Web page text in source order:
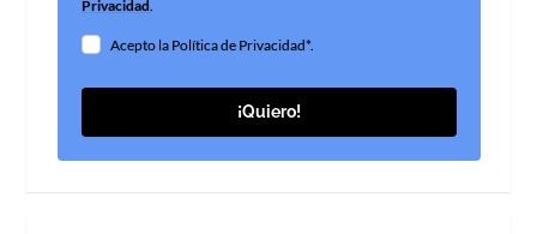
Privacidad.
Acepto la Política de Privacidad*.
¡Quiero!